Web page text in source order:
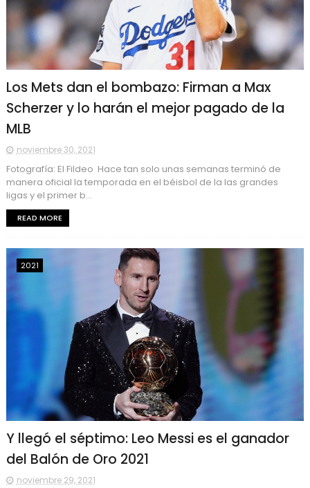
Los Mets dan el bombazo: Firman a Max
Scherzer y lo harán el mejor pagado de la
MLB
noviembre 30, 2021
Fotografía: El Fildeo Hace tan solo unas semanas terminó de
manera oficial la temporada en el béisbol de la las grandes
ligas y el primer b...
READ MORE
2021
Y llegó el séptimo: Leo Messi es el ganador
del Balón de Oro 2021
noviembre 29, 2021